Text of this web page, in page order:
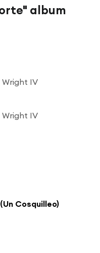
album
Wright IV
Wright IV
Cosquilleo)